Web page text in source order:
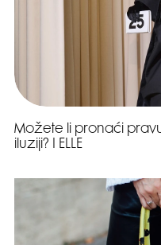
Možete li pronaći
iluziji? I ELLE